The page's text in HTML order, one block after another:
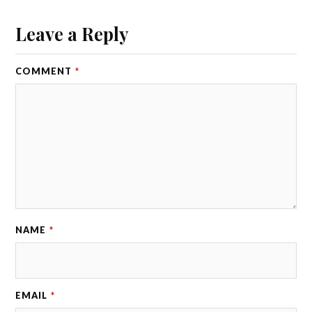
Leave a Reply
COMMENT *
NAME *
EMAIL *